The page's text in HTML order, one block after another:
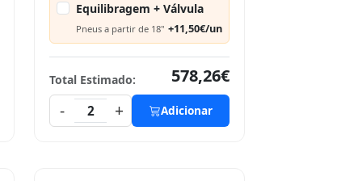
Equilibragem + Válvula
Pneus a partir de 18" +11,50€/un
Total Estimado:
578,26€
-
2 + Adicionar